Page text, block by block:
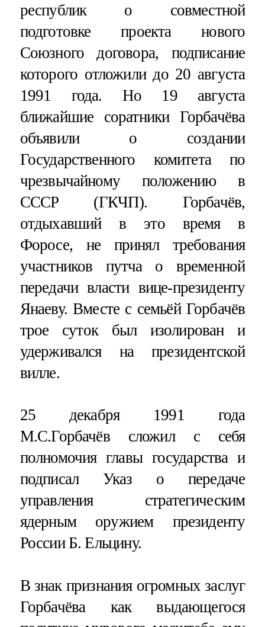
республик о совместной
подготовке проекта нового
Союзного договора, подписание
которого отложили до 20 августа
1991 года. Но 19 августа
ближайшие соратники Горбачёва
объявили о создании
Государственного комитета по
чрезвычайному положению в
СССР (ГКЧП). Горбачёв,
отдыхавший в это время в
Форосе, не принял требования
участников путча о временной
передачи власти вице-президенту
Янаеву. Вместе с семьёй Горбачёв
трое суток был изолирован и
удерживался на президентской
вилле.
25 декабря 1991 года
М.С.Горбачёв сложил с себя
полномочия главы государства и
подписал Указ о передаче
управления стратегическим
ядерным оружием президенту
России Б. Ельцину.
В знак признания огромных заслуг
Горбачёва как выдающегося